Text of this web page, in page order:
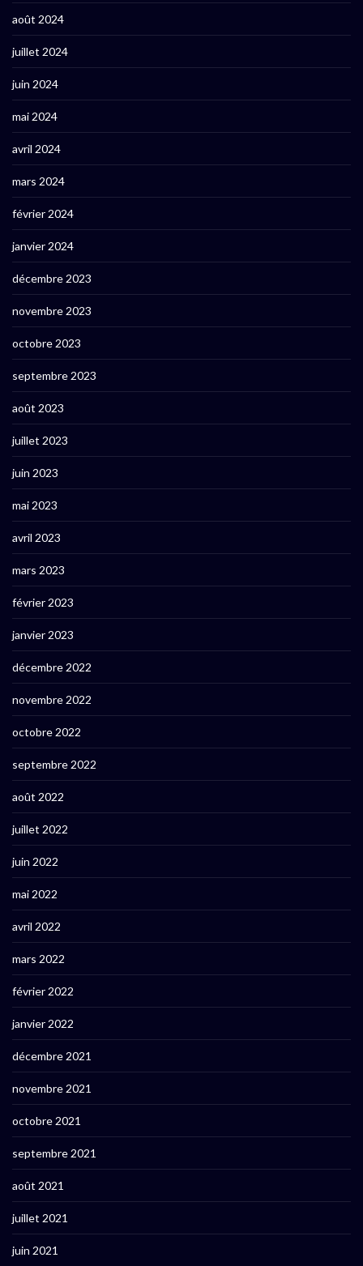
août 2024
juillet 2024
juin 2024
mai 2024
avril 2024
mars 2024
février 2024
janvier 2024
décembre 2023
novembre 2023
octobre 2023
septembre 2023
août 2023
juillet 2023
juin 2023
mai 2023
avril 2023
mars 2023
février 2023
janvier 2023
décembre 2022
novembre 2022
octobre 2022
septembre 2022
août 2022
juillet 2022
juin 2022
mai 2022
avril 2022
mars 2022
février 2022
janvier 2022
décembre 2021
novembre 2021
octobre 2021
septembre 2021
août 2021
juillet 2021
juin 2021